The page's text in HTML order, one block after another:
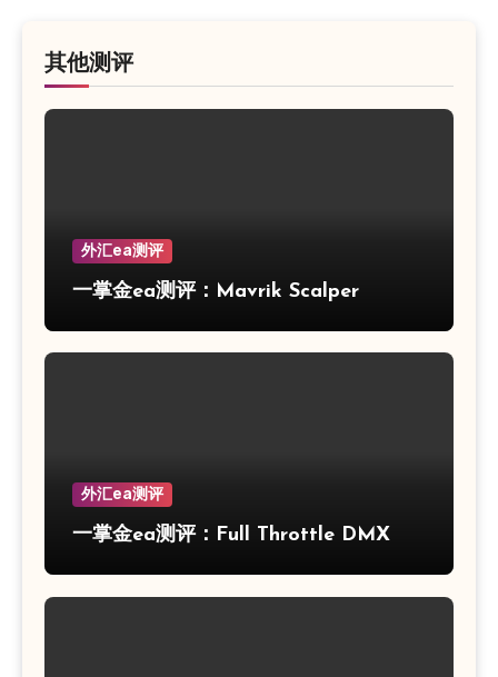
其他测评
外汇ea测评
一掌金ea测评：Mavrik Scalper
外汇ea测评
一掌金ea测评：Full Throttle DMX